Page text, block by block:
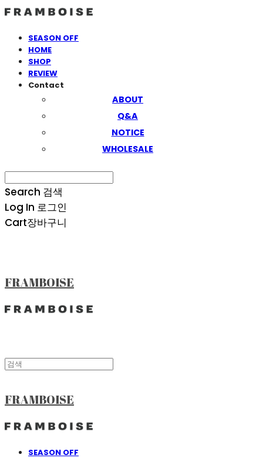
SEASON OFF
HOME
SHOP
REVIEW
Contact
ABOUT
Q&A
NOTICE
WHOLESALE
Search 검색
Log In 로그인
Cart장바구니
FRAMBOISE
FRAMBOISE
SEASON OFF